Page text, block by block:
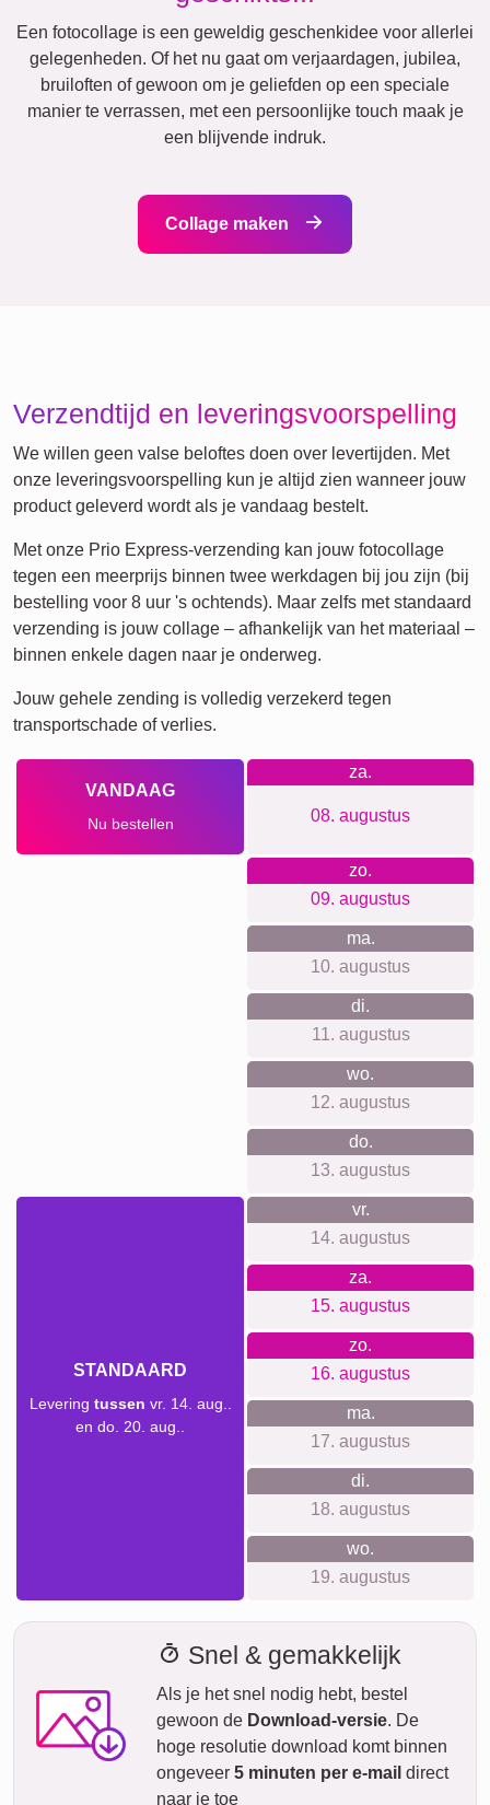
Katten
Definitieposter
XXL
Huisdier-Rouw
Waar we voor staan
Wij hechten waarde aan eenvoud en transparantie. Geen
account, geen tracking, geen onverwachte kosten. Gewoon
eerlijke prijzen inclusief wandbevestiging. En natuurlijk
werken we duurzaam en klimaatneutraal, zowel in kantoor
Voor elke gelegenheid iets
geschikts...
Een fotocollage is een geweldig geschenkidee voor allerlei
gelegenheden. Of het nu gaat om verjaardagen, jubilea,
bruiloften of gewoon om je geliefden op een speciale
manier te verrassen, met een persoonlijke touch maak je
een blijvende indruk.
Verzendtijd en leveringsvoorspelling